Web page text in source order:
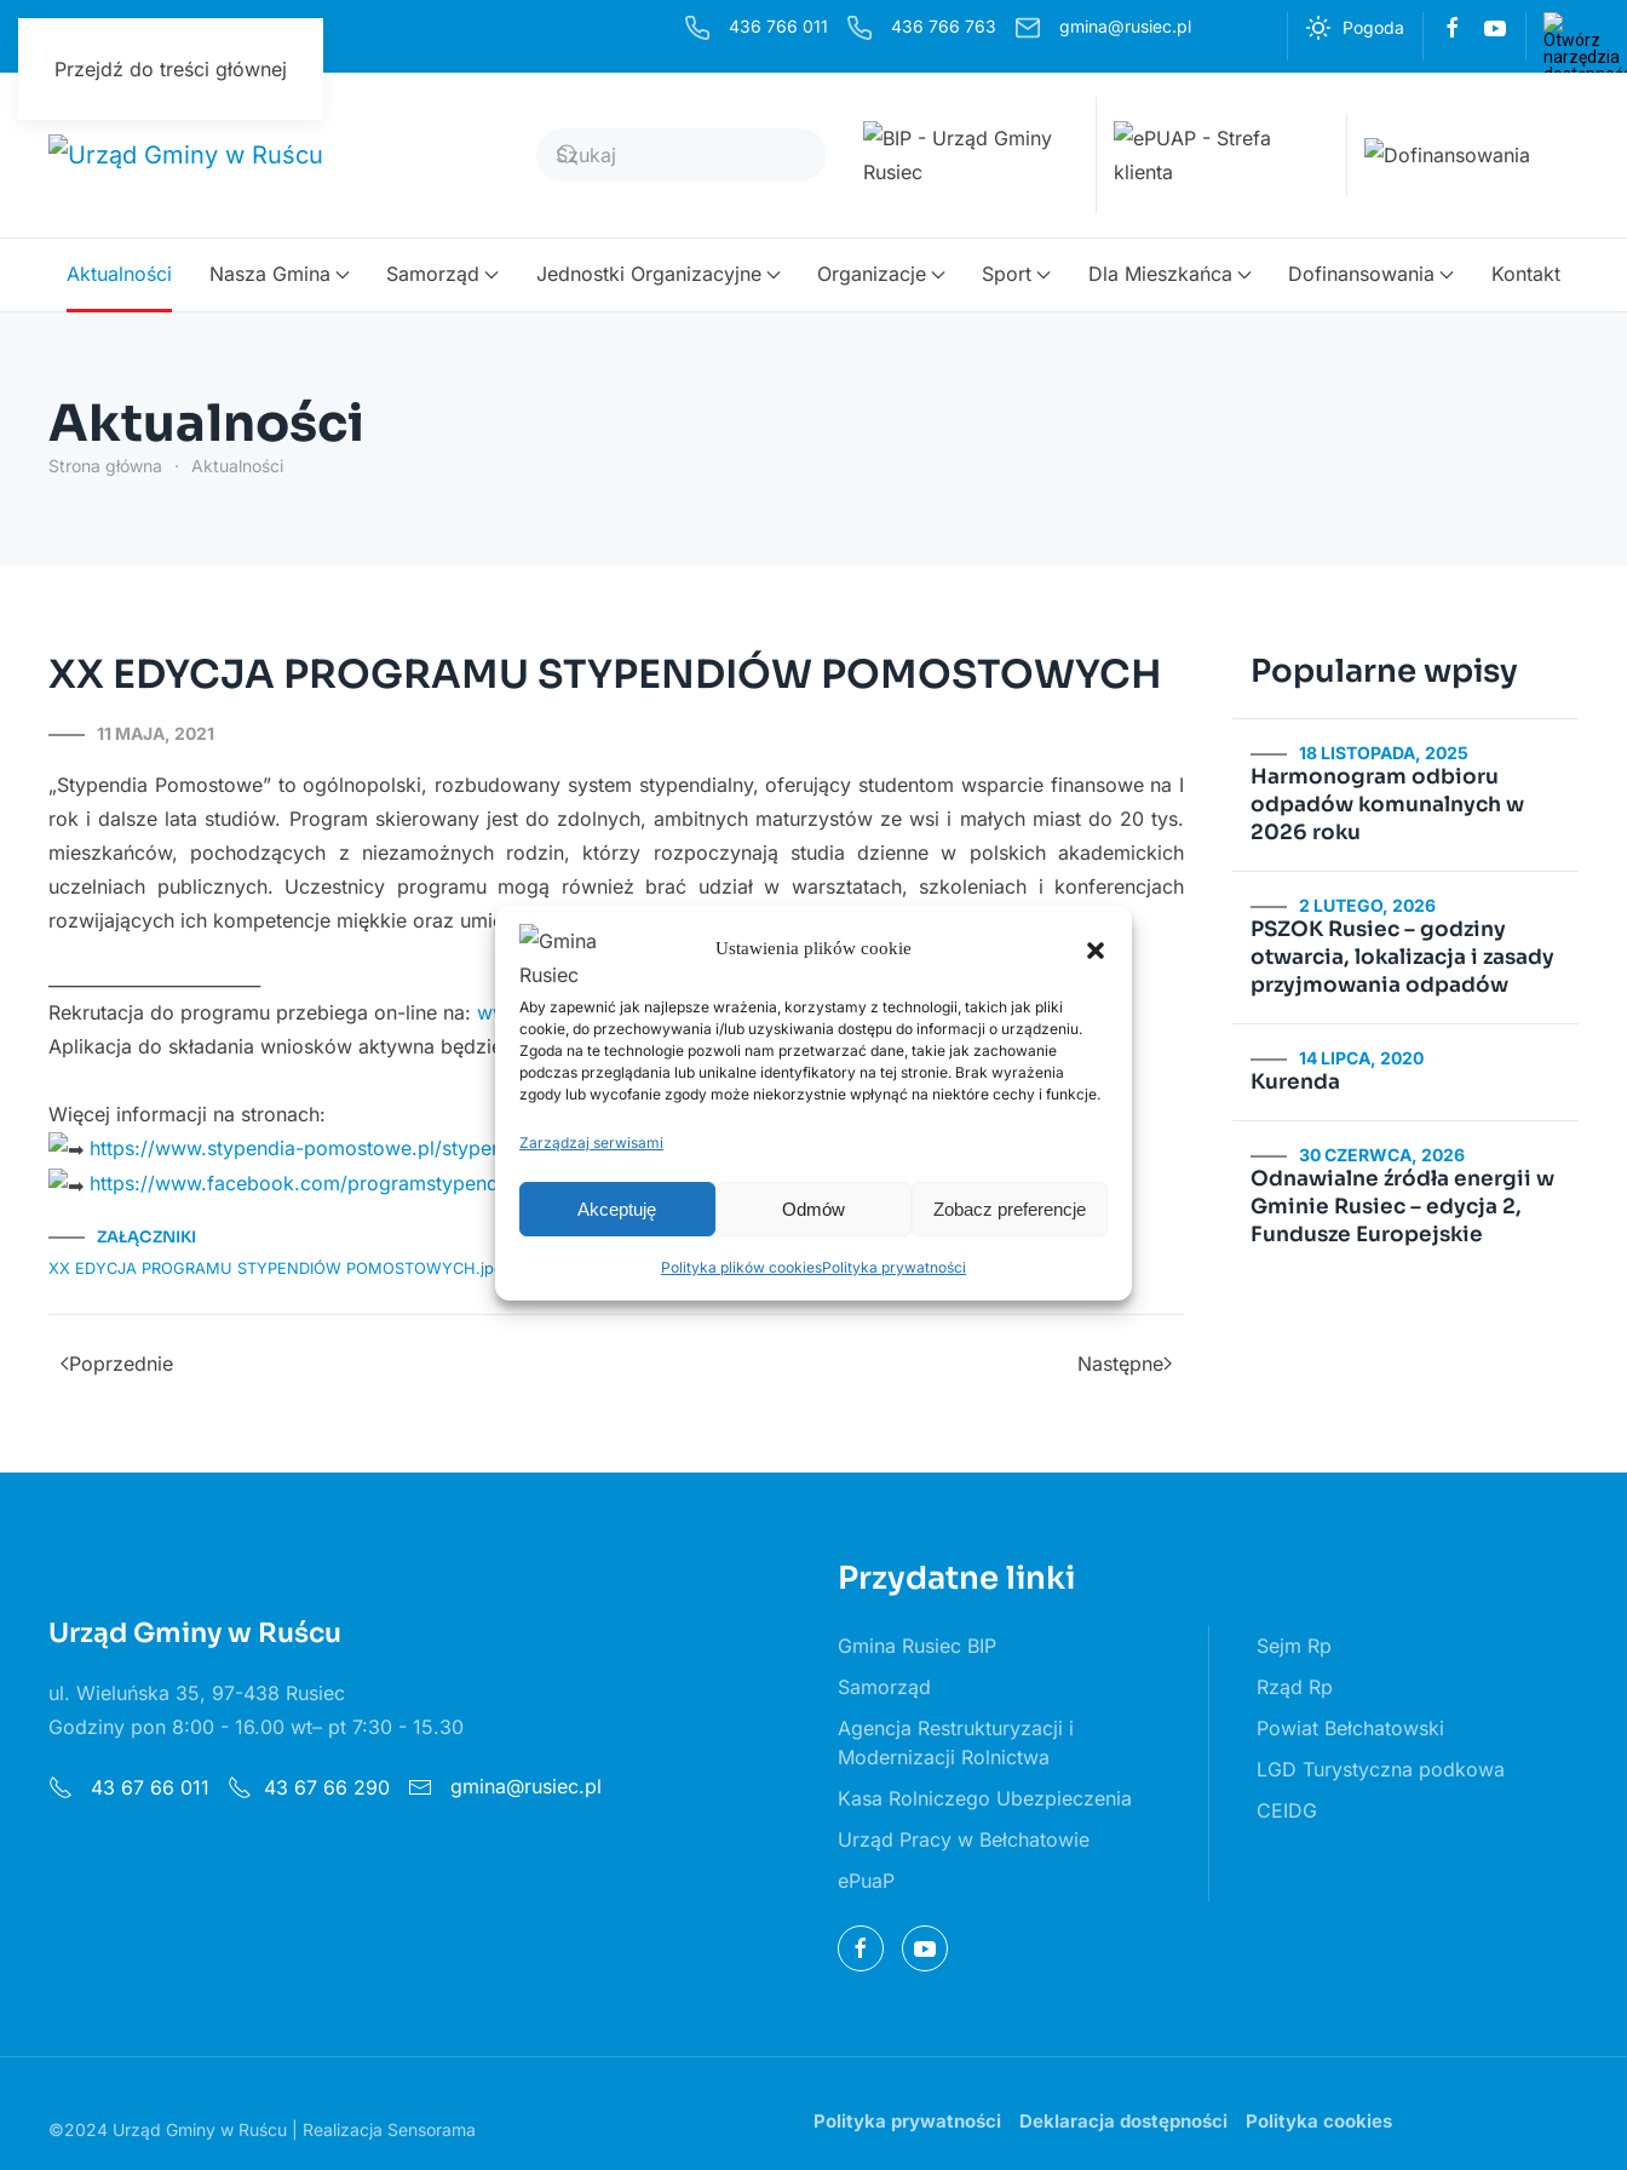
Ustawienia plików cookie
Aby zapewnić jak najlepsze wrażenia, korzystamy z technologii, takich jak pliki
cookie, do przechowywania i/lub uzyskiwania dostępu do informacji o urządzeniu.
Zgoda na te technologie pozwoli nam przetwarzać dane, takie jak zachowanie
podczas przeglądania lub unikalne identyfikatory na tej stronie. Brak wyrażenia
zgody lub wycofanie zgody może niekorzystnie wpłynąć na niektóre cechy i funkcje.
Zarządzaj serwisami
Akceptuję Odmów Zobacz preferencje
Polityka plików cookiesPolityka prywatności
Przejdź do treści głównej
436 766 011 436 766 763 gmina@rusiec.pl Pogoda
Aktualności Nasza Gmina Samorząd Jednostki Organizacyjne Organizacje Sport Dla Mieszkańca Dofinansowania Kontakt
Aktualności
Strona główna Aktualności
XX EDYCJA PROGRAMU STYPENDIÓW POMOSTOWYCH
11 MAJA, 2021
„Stypendia Pomostowe” to ogólnopolski, rozbudowany system stypendialny, oferujący studentom wsparcie finansowe na I
rok i dalsze lata studiów. Program skierowany jest do zdolnych, ambitnych maturzystów ze wsi i małych miast do 20 tys.
mieszkańców, pochodzących z niezamożnych rodzin, którzy rozpoczynają studia dzienne w polskich akademickich
uczelniach publicznych. Uczestnicy programu mogą również brać udział w warsztatach, szkoleniach i konferencjach
rozwijających ich kompetencje miękkie oraz umiejętności niezbędne w toku dalszej kariery zawodowej.
Rekrutacja do programu przebiega on-line na: www.stypendia-pomostowe.pl
Aplikacja do składania wniosków aktywna będzie od 1 lipca do 16 sierpnia 2021 r., do godz. 16:00.
Więcej informacji na stronach:
https://www.stypendia-pomostowe.pl/stypendia…/…
https://www.facebook.com/programstypendiowpomostowych
ZAŁĄCZNIKI
XX EDYCJA PROGRAMU STYPENDIÓW POMOSTOWYCH.jpg
Poprzednie Następne
Popularne wpisy
18 LISTOPADA, 2025
Harmonogram odbioru
odpadów komunalnych w
2026 roku
2 LUTEGO, 2026
PSZOK Rusiec – godziny
otwarcia, lokalizacja i zasady
przyjmowania odpadów
14 LIPCA, 2020
Kurenda
30 CZERWCA, 2026
Odnawialne źródła energii w
Gminie Rusiec – edycja 2,
Fundusze Europejskie
Urząd Gminy w Ruścu
ul. Wieluńska 35, 97-438 Rusiec
Godziny pon 8:00 - 16.00 wt– pt 7:30 - 15.30
43 67 66 011 43 67 66 290 gmina@rusiec.pl
Przydatne linki
Gmina Rusiec BIP
Samorząd
Agencja Restrukturyzacji i
Modernizacji Rolnictwa
Kasa Rolniczego Ubezpieczenia
Urząd Pracy w Bełchatowie
ePuaP
Sejm Rp
Rząd Rp
Powiat Bełchatowski
LGD Turystyczna podkowa
CEIDG
©2024 Urząd Gminy w Ruścu | Realizacja Sensorama Polityka prywatności Deklaracja dostępności Polityka cookies